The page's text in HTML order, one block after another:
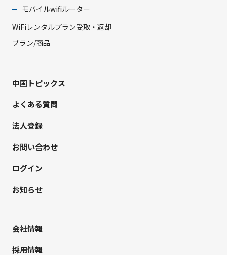
モバイルwifiルーター
WiFiレンタルプラン受取・返却
プラン/商品
中国トピックス
よくある質問
法人登録
お問い合わせ
ログイン
お知らせ
会社情報
採用情報